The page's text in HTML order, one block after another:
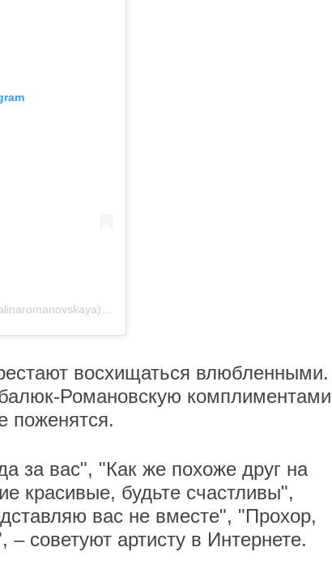
восхищаться влюбленными.
Романовскую
поженятся.
за вас", "Как же похоже друг на
красивые, будьте счастливы",
вас не вместе", "Прохор,
советуют артисту в Интернете.